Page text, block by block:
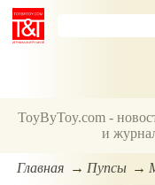
ToyByToy.com -
и
Главная Пупсы